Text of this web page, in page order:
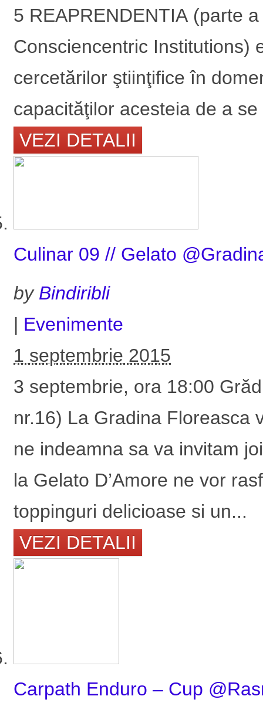
5 REAPRENDENTIA (parte
Consciencentric Institutions)
cercetărilor ştiinţifice în
capacităţilor acesteia de a
VEZI DETALII
Culinar 09 // Gelato
by Bindiribli
| Evenimente
1 septembrie 2015
3 septembrie, ora 18:00
nr.16) La Gradina Floreasca
ne indeamna sa va invitam
la Gelato D’Amore ne vor
toppinguri delicioase si un...
VEZI DETALII
Carpath Enduro – Cup